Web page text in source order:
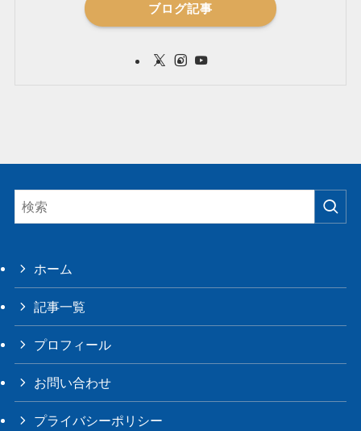
ブログ記事
ホーム
記事一覧
プロフィール
お問い合わせ
プライバシーポリシー